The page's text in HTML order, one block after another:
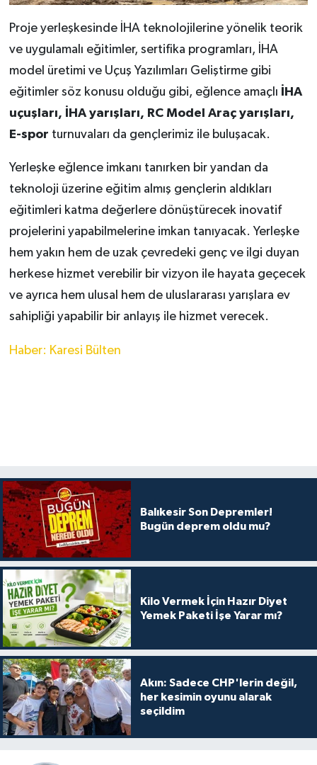
Proje yerleşkesinde İHA teknolojilerine yönelik teorik
ve uygulamalı eğitimler, sertifika programları, İHA
model üretimi ve Uçuş Yazılımları Geliştirme gibi
eğitimler söz konusu olduğu gibi, eğlence amaçlı
İHA
uçuşları, İHA yarışları, RC Model Araç yarışları,
E-spor turnuvaları da gençlerimiz ile buluşacak.
Yerleşke eğlence imkanı tanırken bir yandan da
teknoloji üzerine eğitim almış gençlerin aldıkları
eğitimleri katma değerlere dönüştürecek inovatif
projelerini yapabilmelerine imkan tanıyacak. Yerleşke
hem yakın hem de uzak çevredeki genç ve ilgi duyan
herkese hizmet verebilir bir vizyon ile hayata geçecek
ve ayrıca hem ulusal hem de uluslararası yarışlara ev
sahipliği yapabilir bir anlayış ile hizmet verecek.
Haber: Karesi Bülten
Balıkesir Son Depremler!
Bugün deprem oldu mu?
Kilo Vermek İçin Hazır Diyet
Yemek Paketi İşe Yarar mı?
Akın: Sadece CHP'lerin değil,
her kesimin oyunu alarak
seçildim